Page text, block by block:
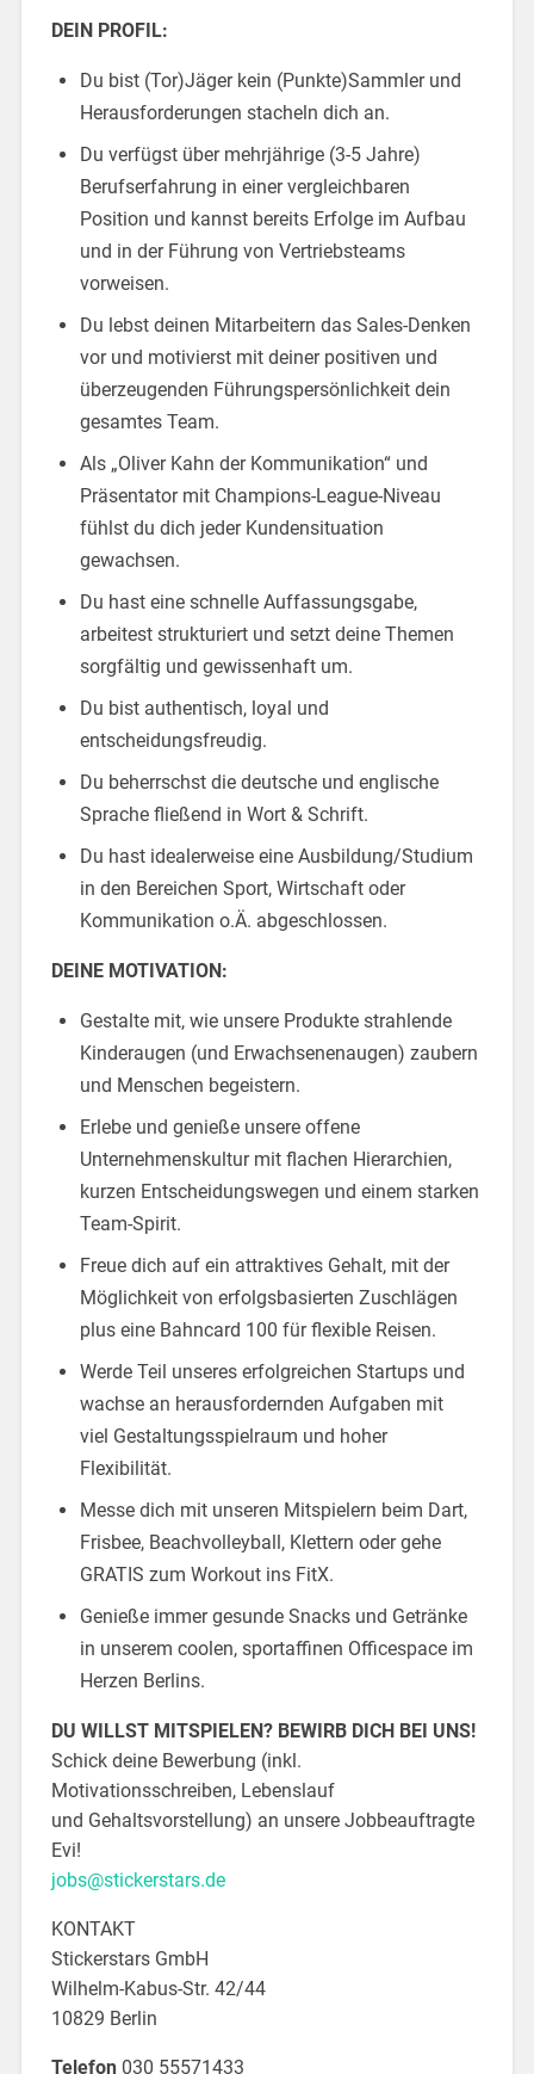
DEIN PROFIL:
Du bist (Tor)Jäger kein (Punkte)Sammler und
Herausforderungen stacheln dich an.
Du verfügst über mehrjährige (3-5 Jahre)
Berufserfahrung in einer vergleichbaren
Position und kannst bereits Erfolge im Aufbau
und in der Führung von Vertriebsteams
vorweisen.
Du lebst deinen Mitarbeitern das Sales-Denken
vor und motivierst mit deiner positiven und
überzeugenden Führungspersönlichkeit dein
gesamtes Team.
Als „Oliver Kahn der Kommunikation“ und
Präsentator mit Champions-League-Niveau
fühlst du dich jeder Kundensituation
gewachsen.
Du hast eine schnelle Auffassungsgabe,
arbeitest strukturiert und setzt deine Themen
sorgfältig und gewissenhaft um.
Du bist authentisch, loyal und
entscheidungsfreudig.
Du beherrschst die deutsche und englische
Sprache fließend in Wort & Schrift.
Du hast idealerweise eine Ausbildung/Studium
in den Bereichen Sport, Wirtschaft oder
Kommunikation o.Ä. abgeschlossen.
DEINE MOTIVATION:
Gestalte mit, wie unsere Produkte strahlende
Kinderaugen (und Erwachsenenaugen) zaubern
und Menschen begeistern.
Erlebe und genieße unsere offene
Unternehmenskultur mit flachen Hierarchien,
kurzen Entscheidungswegen und einem starken
Team-Spirit.
Freue dich auf ein attraktives Gehalt, mit der
Möglichkeit von erfolgsbasierten Zuschlägen
plus eine Bahncard 100 für flexible Reisen.
Werde Teil unseres erfolgreichen Startups und
wachse an herausfordernden Aufgaben mit
viel Gestaltungsspielraum und hoher
Flexibilität.
Messe dich mit unseren Mitspielern beim Dart,
Frisbee, Beachvolleyball, Klettern oder gehe
GRATIS zum Workout ins FitX.
Genieße immer gesunde Snacks und Getränke
in unserem coolen, sportaffinen Officespace im
Herzen Berlins.
DU WILLST MITSPIELEN? BEWIRB DICH BEI UNS!
Schick deine Bewerbung (inkl.
Motivationsschreiben, Lebenslauf
und Gehaltsvorstellung) an unsere Jobbeauftragte
Evi!
jobs@stickerstars.de
KONTAKT
Stickerstars GmbH
Wilhelm-Kabus-Str. 42/44
10829 Berlin
Telefon030 55571433